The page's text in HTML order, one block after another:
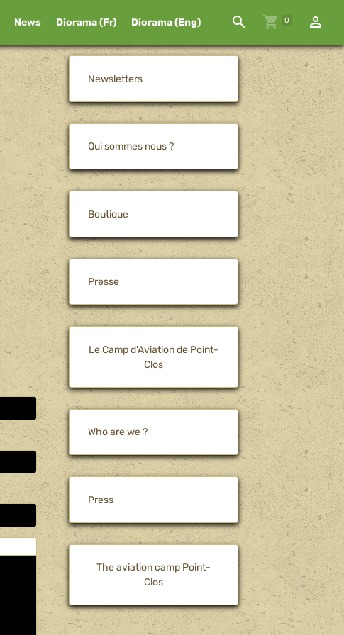
News Diorama (Fr) Diorama (Eng) 0
Newsletters
Qui sommes nous ?
Boutique
Presse
Le Camp d'Aviation de Point-
Clos
Who are we ?
Press
The aviation camp Point-
Clos